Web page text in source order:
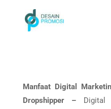
Manfaat Digital
Dropshipper – Digital